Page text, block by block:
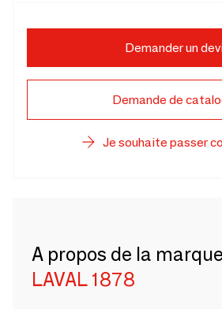
Demander un
Demande de
Je souhaite passer
A propos de la marque
LAVAL 1878